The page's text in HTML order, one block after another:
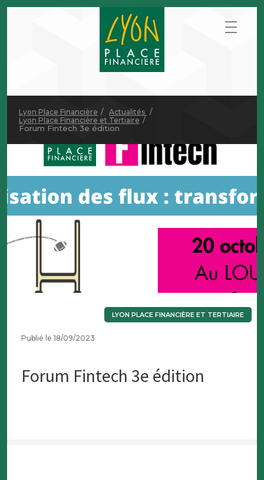
Lyon Place Financière
Actualités
Lyon Place Financière et Tertiaire
Forum Fintech 3e édition
LYON PLACE FINANCIÈRE ET TERTIAIRE
Publié le 18/09/2023
Forum Fintech 3e édition